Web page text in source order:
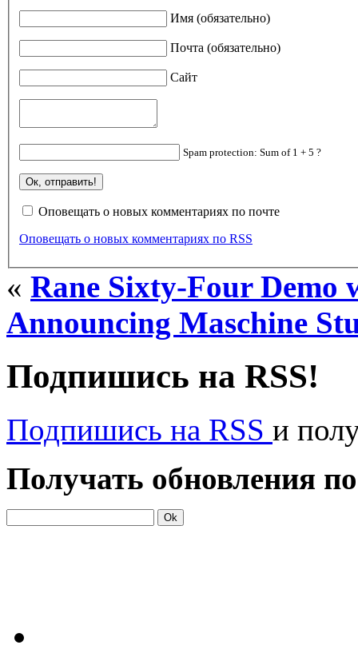
Имя (обязательно)
Почта (обязательно)
Сайт
Spam protection: Sum of 1 + 5 ?
Оповещать о новых комментариях по почте
Оповещать о новых комментариях по RSS
« Rane Sixty-Four Demo
Announcing Maschine
Подпишись на RSS!
Подпишись на RSS и
Получать обновления